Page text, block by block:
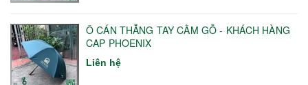
Ô CÁN THẲNG TAY CẦM GỖ - KHÁCH HÀNG
CAP PHOENIX
Liên hệ